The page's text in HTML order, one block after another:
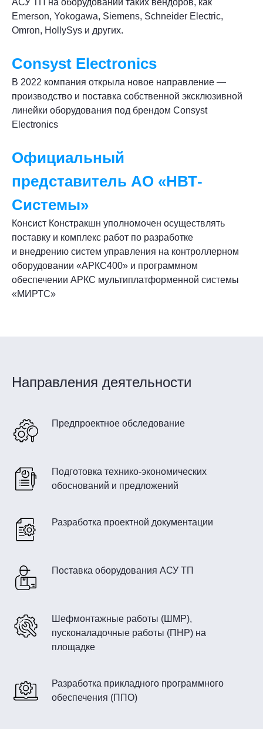
АСУ ТП на оборудовании таких вендоров, как
Emerson, Yokogawa, Siemens, Schneider Electric,
Omron, HollySys и других.
Consyst Electroniсs
В 2022 компания открыла новое направление —
производство и поставка собственной эксклюзивной
линейки оборудования под брендом Consyst
Electroniсs
Официальный
представитель АО «НВТ-
Системы»
Консист Констракшн уполномочен осуществлять
поставку и комплекс работ по разработке
и внедрению систем управления на контроллерном
оборудовании «АРКС400» и программном
обеспечении АРКС мультиплатформенной системы
«МИРТС»
Направления деятельности
Предпроектное обследование
Подготовка технико-экономических
обоснований и предложений
Разработка проектной документации
Поставка оборудования АСУ ТП
Шефмонтажные работы (ШМР),
пусконаладочные работы (ПНР) на
площадке
Разработка прикладного программного
обеспечения (ППО)